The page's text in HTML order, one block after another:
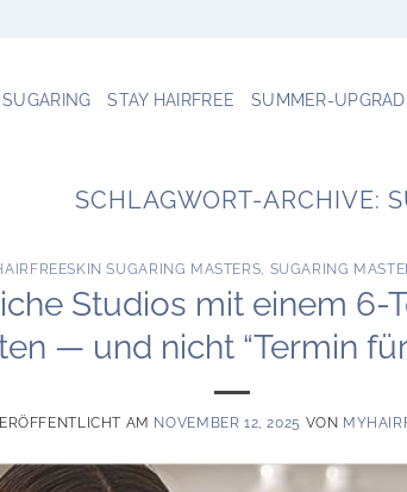
SUGARING STAY HAIRFREE SUMMER-
SCHLAGWORT-ARCHIVE:
SUGARING MASTERS, SUGARING
Studios mit einem 6-
— und nicht “Termin für
AM NOVEMBER 12, 2025 VON